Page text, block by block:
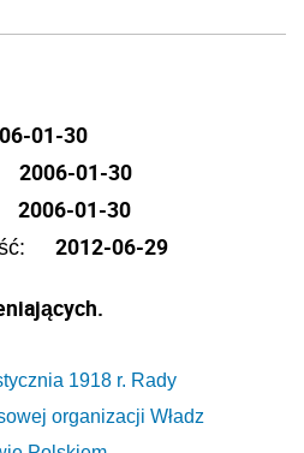
01-30
2006-01-30
2006-01-30
2012-06-29
1918 r. Rady
organizacji Władz